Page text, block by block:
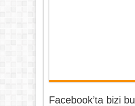
Facebook’ta bizi bul